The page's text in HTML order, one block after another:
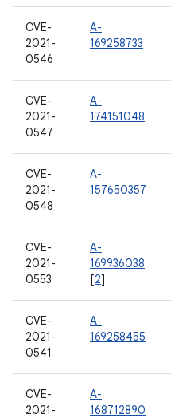
CVE-
2021-
0546
A-
169258733
CVE-
2021-
0547
A-
174151048
CVE-
2021-
0548
A-
157650357
CVE-
2021-
0553
A-
169936038
[2]
CVE-
2021-
0541
A-
169258455
CVE-
2021-
A-
168712890